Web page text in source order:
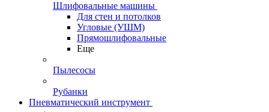
Шлифовальные машины
Для стен и потолков
Угловые (УШМ)
Прямошлифовальные
Еще
Пылесосы
Рубанки
Пневматический инструмент